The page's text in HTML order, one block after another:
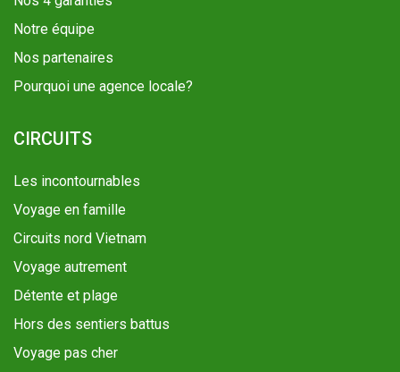
Notre équipe
Nos partenaires
Pourquoi une agence locale?
CIRCUITS
Les incontournables
Voyage en famille
Circuits nord Vietnam
Voyage autrement
Détente et plage
Hors des sentiers battus
Voyage pas cher